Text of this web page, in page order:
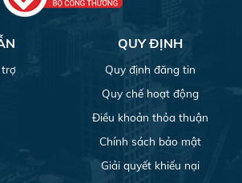
trợ
QUY ĐỊNH
Quy định đăng tin
Quy chế hoạt động
Điều khoản thỏa thuận
Chính sách bảo mật
Giải quyết khiếu nại